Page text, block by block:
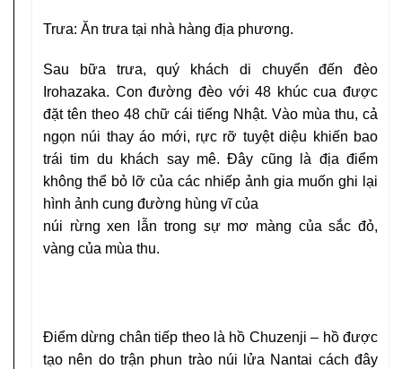
Trưa: Ăn trưa tại nhà hàng địa phương.
Sau bữa trưa, quý khách di chuyển đến đèo
Irohazaka. Con đường đèo với 48 khúc cua được
đặt tên theo 48 chữ cái tiếng Nhật. Vào mùa thu, cả
ngọn núi thay áo mới, rực rỡ tuyệt diệu khiến bao
trái tim du khách say mê. Đây cũng là địa điểm
không thể bỏ lỡ của các nhiếp ảnh gia muốn ghi lại
hình ảnh cung đường hùng vĩ của
núi rừng xen lẫn trong sự mơ màng của sắc đỏ,
vàng của mùa thu.
Điểm dừng chân tiếp theo là hồ Chuzenji – hồ được
tạo nên do trận phun trào núi lửa Nantai cách đây